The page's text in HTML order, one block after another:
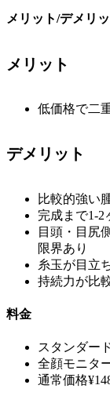
メリット/デメリ
メリット
低価格で二
デメリット
比較的強い
完成まで1-2
目頭・目尻
限界あり
糸玉が目立
持続力が比
料金
スタンダー
全顔モニタ
通常価格